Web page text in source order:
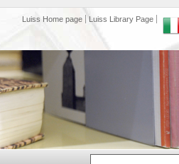
Luiss Home page Luiss Library Page